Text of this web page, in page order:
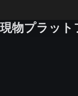
現物プラット